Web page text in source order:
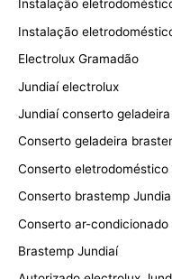
Instalação
Instalação
Electrolux Gramadão
Jundiaí electrolux
Jundiaí conserto
Conserto geladeira
Conserto
Conserto brastemp
Conserto ar-
Brastemp Jundiaí